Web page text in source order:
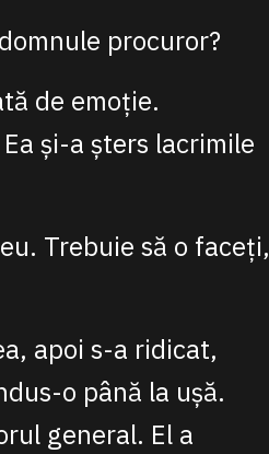
procuror?
de emoție.
și-a șters lacrimile
Trebuie să o faceți,
apoi s-a ridicat,
o până la ușă.
general. El a